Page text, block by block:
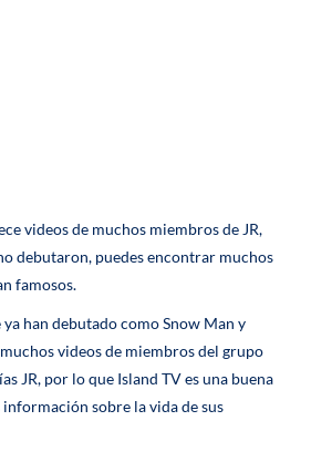
videos de muchos miembros de JR,
debutaron, puedes encontrar muchos
famosos.
han debutado como Snow Man y
videos de miembros del grupo
JR, por lo que Island TV es una buena
sobre la vida de sus